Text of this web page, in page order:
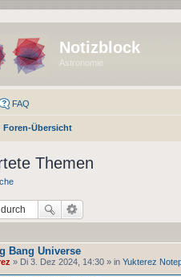
Notizblock
Astronomie
FAQ
Foren-Übersicht
Themen
Bang Universe
» Di 3. Dez 2024, 14:30 » in Yukterez